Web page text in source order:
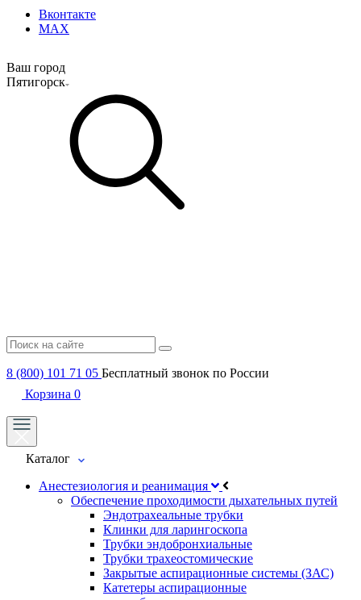
Вконтакте
MAX
Ваш город
Пятигорск
8 (800) 101 71 05 Бесплатный звонок по России
Корзина 0
Каталог
Анестезиология и реанимация
Обеспечение проходимости дыхательных путей
Эндотрахеальные трубки
Клинки для ларингоскопа
Трубки эндобронхиальные
Трубки трахеостомические
Закрытые аспирационные системы (ЗАС)
Катетеры аспирационные